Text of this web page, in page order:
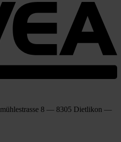
8 — 8305 Dietlikon —